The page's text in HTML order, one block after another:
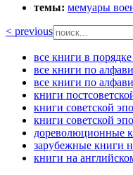
темы: мемуары
< previous
все книги в
все книги по
все книги по
книги
книги советской
книги советской
дореволюционные
зарубежные книги
книги на